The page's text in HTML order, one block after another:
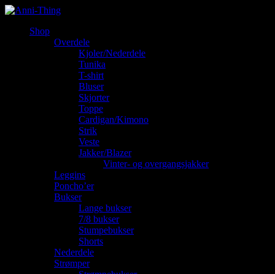
Shop
Overdele
Kjoler/Nederdele
Tunika
T-shirt
Bluser
Skjorter
Toppe
Cardigan/Kimono
Strik
Veste
Jakker/Blazer
Vinter- og overgangsjakker
Leggins
Poncho’er
Bukser
Lange bukser
7/8 bukser
Stumpebukser
Shorts
Nederdele
Strømper